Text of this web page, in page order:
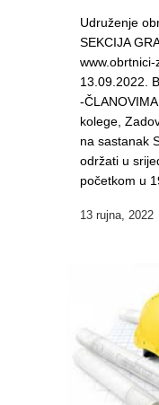
Udruženje
SEKCIJA
13.09.2022.
-
kolege,
na sastanak
održati u
početkom u
13 rujna, 2022